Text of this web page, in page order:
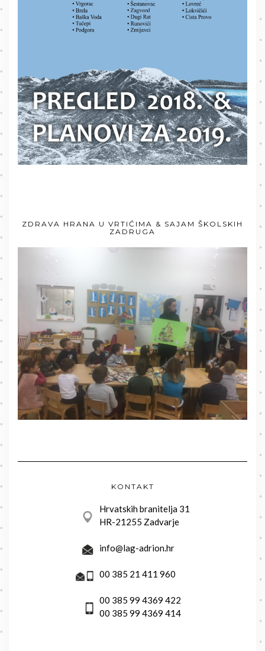
ZDRAVA HRANA U VRTIĆIMA & SAJAM ŠKOLSKIH
ZADRUGA
KONTAKT
Hrvatskih branitelja 31
HR-21255 Zadvarje
info@lag-adrion.hr
00 385 21 411 960
00 385 99 4369 422
00 385 99 4369 414